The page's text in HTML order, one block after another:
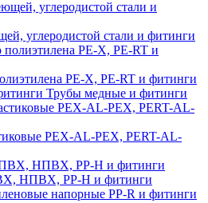
углеродистой стали и фитинги
PE-X, PE-RT и фитинги
Трубы медные и фитинги
PEX-AL-PEX, PERT-AL-
НПВХ, PP-H и фитинги